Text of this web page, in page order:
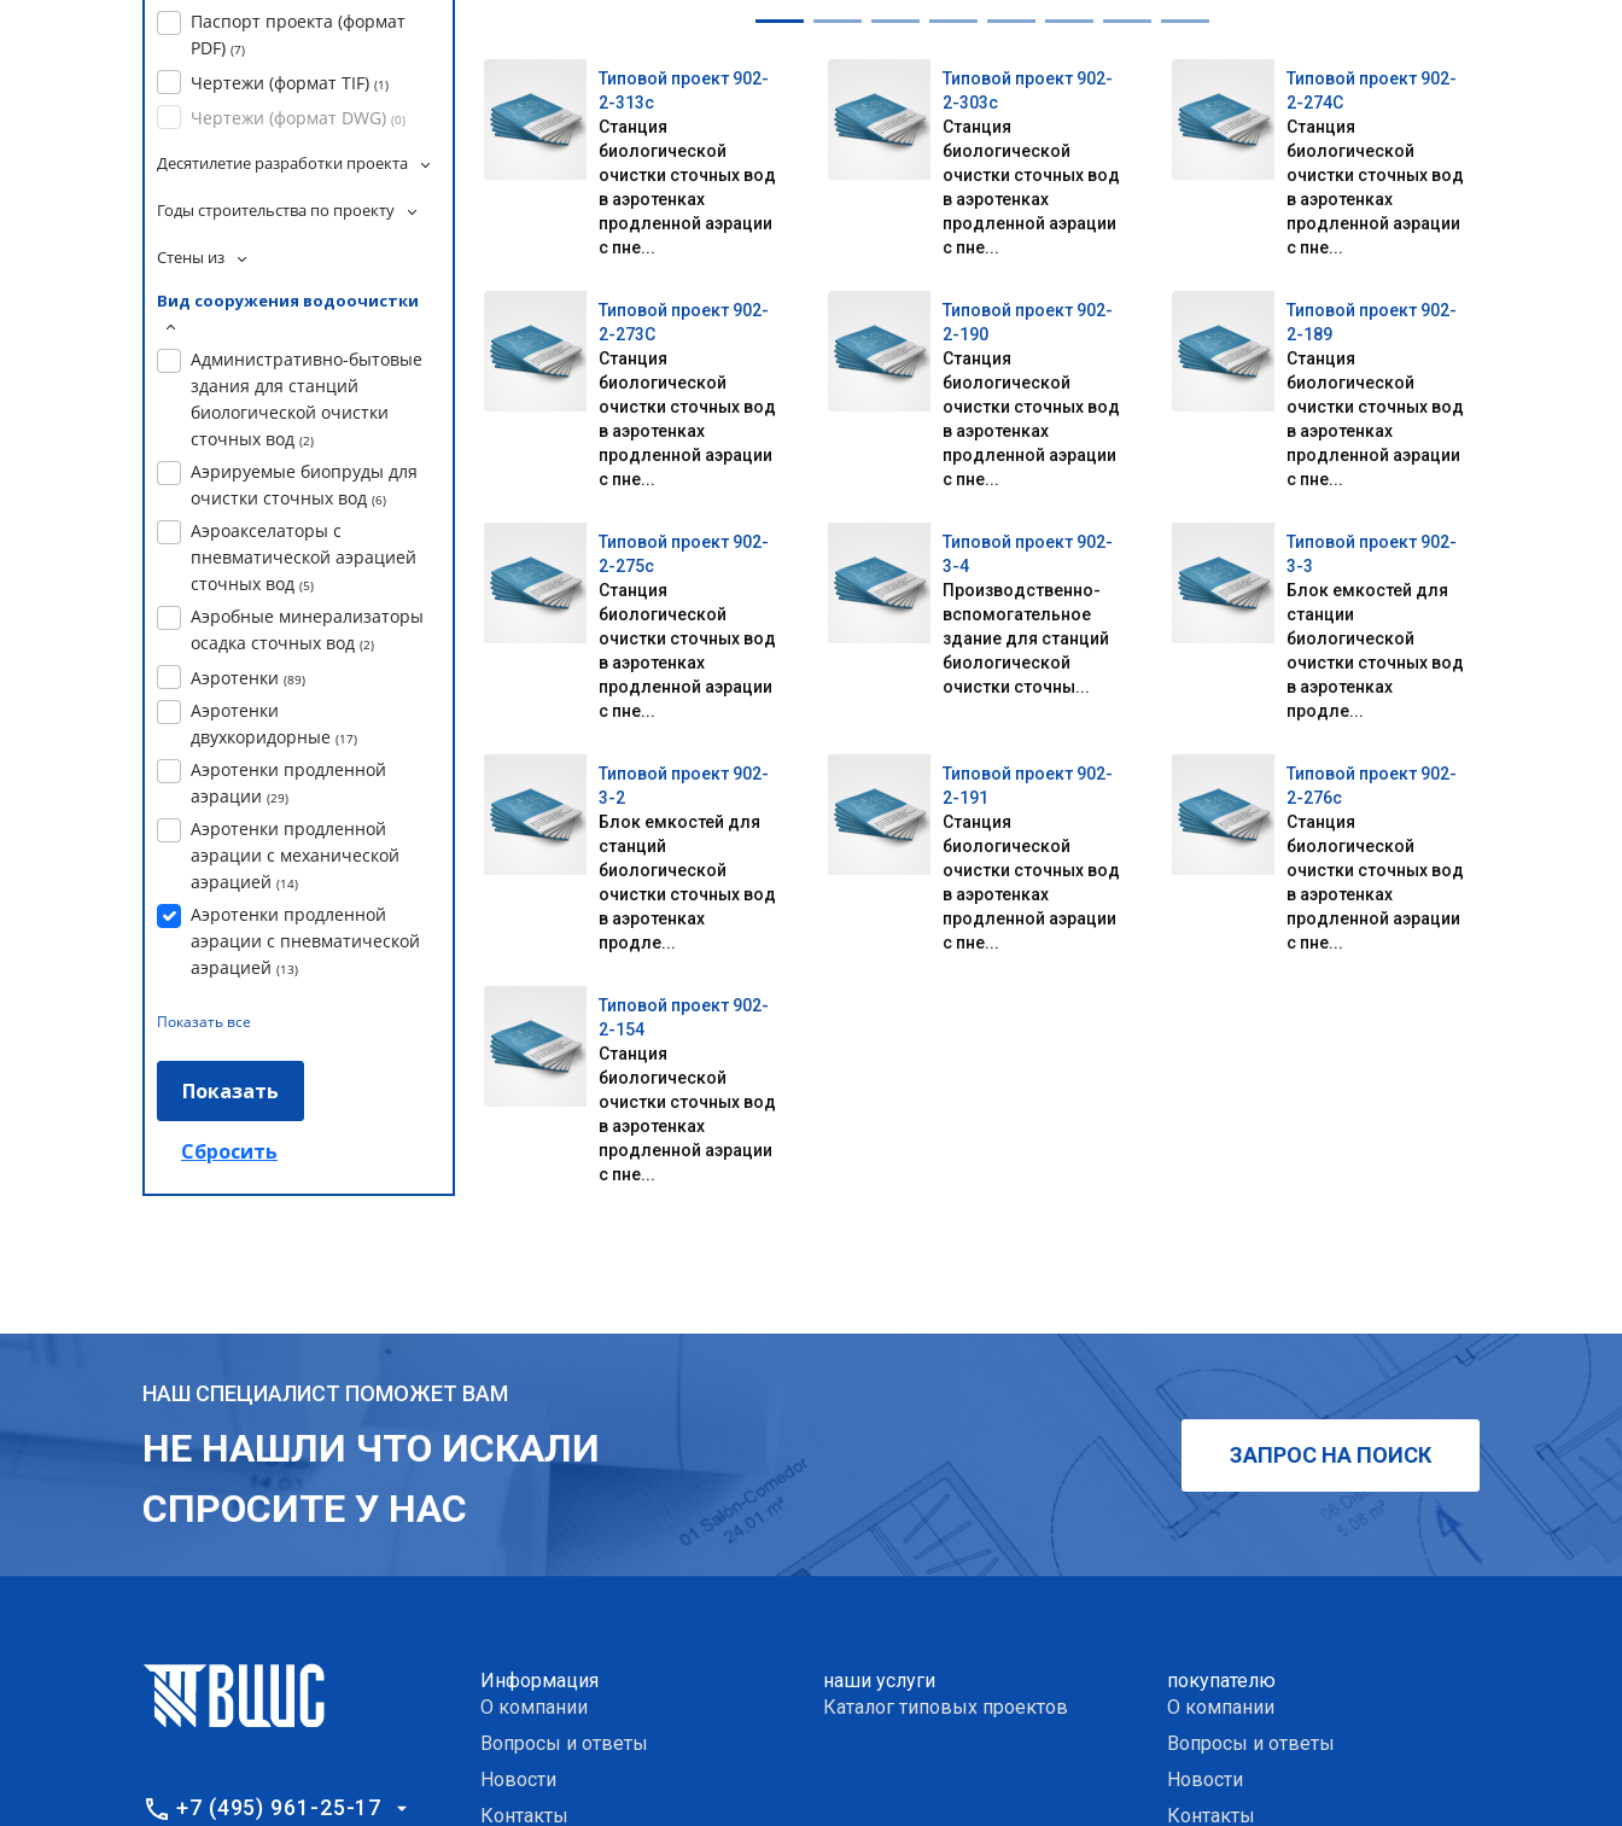
Паспорт проекта (формат
PDF) (7)
Чертежи (формат TIF) (1)
Чертежи (формат DWG) (0)
Десятилетие разработки проекта
Годы строительства по проекту
Стены из
Вид сооружения водоочистки
Административно-бытовые
здания для станций
биологической очистки
сточных вод (2)
Аэрируемые биопруды для
очистки сточных вод (6)
Аэроакселаторы с
пневматической аэрацией
сточных вод (5)
Аэробные минерализаторы
осадка сточных вод (2)
Аэротенки (89)
Аэротенки
двухкоридорные (17)
Аэротенки продленной
аэрации (29)
Аэротенки продленной
аэрации с механической
аэрацией (14)
Аэротенки продленной
аэрации с пневматической
аэрацией (13)
Показать все
Типовой проект 902-
2-313с
Станция
биологической
очистки сточных вод
в аэротенках
продленной аэрации
с пне...
Типовой проект 902-
2-303с
Станция
биологической
очистки сточных вод
в аэротенках
продленной аэрации
с пне...
Типовой проект 902-
2-274С
Станция
биологической
очистки сточных вод
в аэротенках
продленной аэрации
с пне...
Типовой проект 902-
2-273С
Станция
биологической
очистки сточных вод
в аэротенках
продленной аэрации
с пне...
Типовой проект 902-
2-190
Станция
биологической
очистки сточных вод
в аэротенках
продленной аэрации
с пне...
Типовой проект 902-
2-189
Станция
биологической
очистки сточных вод
в аэротенках
продленной аэрации
с пне...
Типовой проект 902-
2-275с
Станция
биологической
очистки сточных вод
в аэротенках
продленной аэрации
с пне...
Типовой проект 902-
3-4
Производственно-
вспомогательное
здание для станций
биологической
очистки сточны...
Типовой проект 902-
3-3
Блок емкостей для
станции
биологической
очистки сточных вод
в аэротенках
продле...
Типовой проект 902-
3-2
Блок емкостей для
станций
биологической
очистки сточных вод
в аэротенках
продле...
Типовой проект 902-
2-191
Станция
биологической
очистки сточных вод
в аэротенках
продленной аэрации
с пне...
Типовой проект 902-
2-276с
Станция
биологической
очистки сточных вод
в аэротенках
продленной аэрации
с пне...
Типовой проект 902-
2-154
Станция
биологической
очистки сточных вод
в аэротенках
продленной аэрации
с пне...
НАШ СПЕЦИАЛИСТ ПОМОЖЕТ ВАМ
НЕ НАШЛИ ЧТО ИСКАЛИ
СПРОСИТЕ У НАС
ЗАПРОС НА ПОИСК
+7 (495) 961-25-17
Информация
О компании
Вопросы и ответы
Новости
Контакты
наши услуги
Каталог типовых проектов
покупателю
О компании
Вопросы и ответы
Новости
Контакты